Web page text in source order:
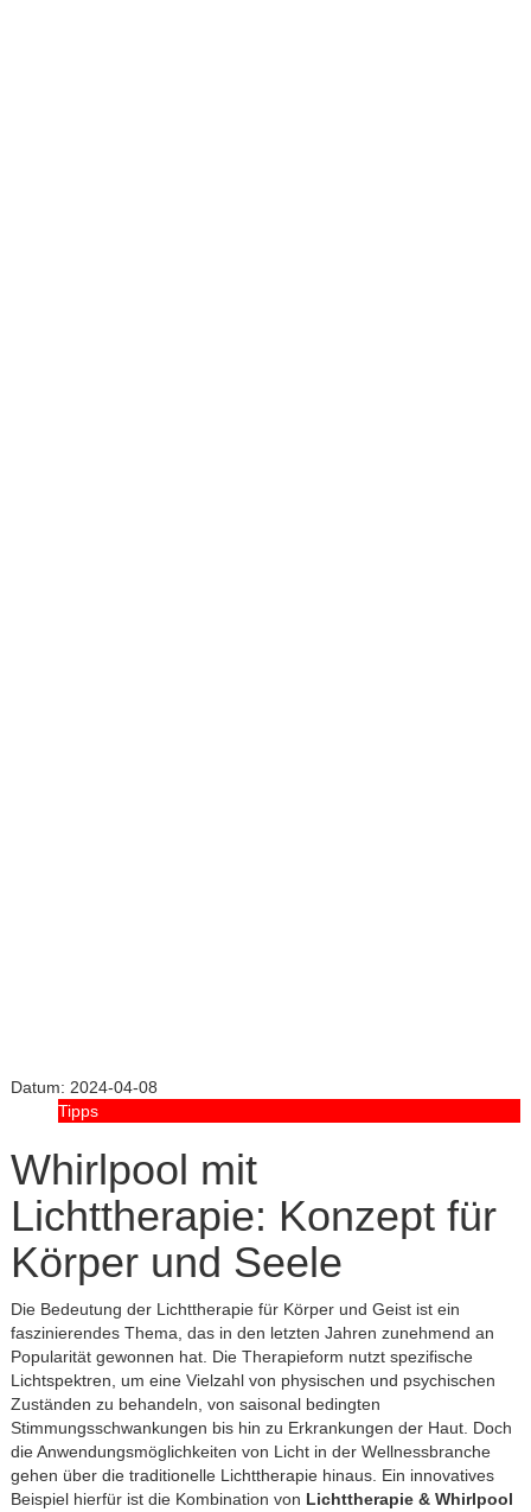
Datum: 2024-04-08
Tipps
Whirlpool mit
Lichttherapie: Konzept für
Körper und Seele
Die Bedeutung der Lichttherapie für Körper und Geist ist ein
faszinierendes Thema, das in den letzten Jahren zunehmend an
Popularität gewonnen hat. Die Therapieform nutzt spezifische
Lichtspektren, um eine Vielzahl von physischen und psychischen
Zuständen zu behandeln, von saisonal bedingten
Stimmungsschwankungen bis hin zu Erkrankungen der Haut. Doch
die Anwendungsmöglichkeiten von Licht in der Wellnessbranche
gehen über die traditionelle Lichttherapie hinaus. Ein innovatives
Beispiel hierfür ist die Kombination von Lichttherapie & Whirlpool